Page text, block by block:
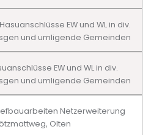
EW und WL in div.
und umligende Gemeinden
EW und WL in div.
und umligende Gemeinden
Netzerweiterung
Olten